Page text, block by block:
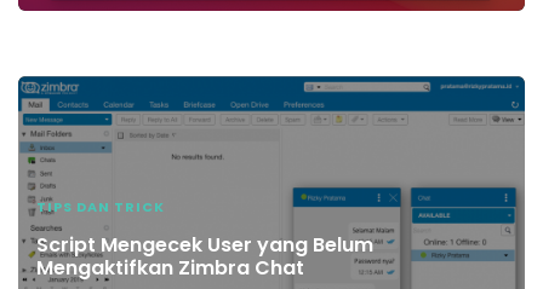
TIPS DAN TRICK
Script Mengecek User yang Belum
Mengaktifkan Zimbra Chat